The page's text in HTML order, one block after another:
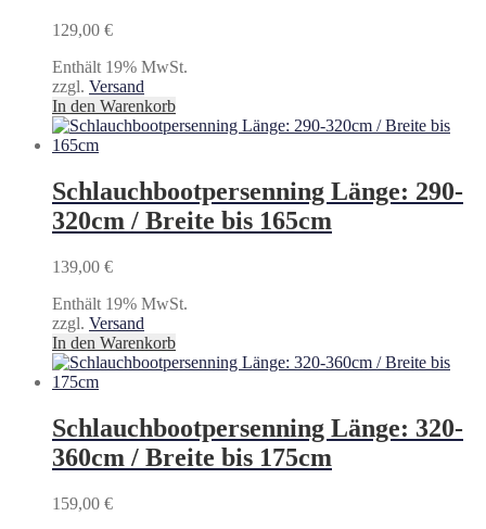
129,00 €
Enthält 19% MwSt.
zzgl. Versand
In den Warenkorb
Schlauchbootpersenning Länge: 290-
320cm / Breite bis 165cm
139,00 €
Enthält 19% MwSt.
zzgl. Versand
In den Warenkorb
Schlauchbootpersenning Länge: 320-
360cm / Breite bis 175cm
159,00 €